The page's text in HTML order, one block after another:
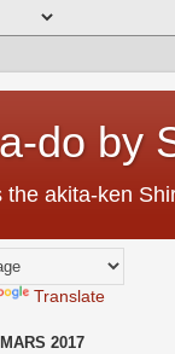
do by
the akita-ken
Translate
2017